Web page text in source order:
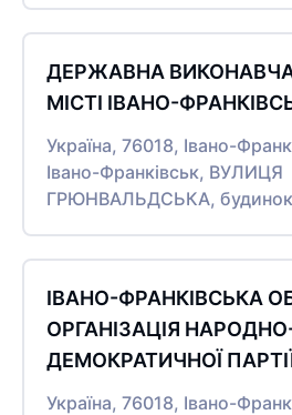
ДЕРЖАВНА
МІСТІ ІВАНО-
Україна, 76018, Івано-
Івано-Франківськ, ВУЛИЦЯ
ГРЮНВАЛЬДСЬКА,
ІВАНО-ФРАНКІВСЬКА
ОРГАНІЗАЦІЯ
ДЕМОКРАТИЧНОЇ
Україна, 76018, Івано-